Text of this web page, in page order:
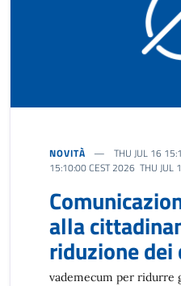
NOVITÀ
THU JUL 16
15:10:00 CEST 2026 THU JUL
alla
riduzione
vademecum per ridurre